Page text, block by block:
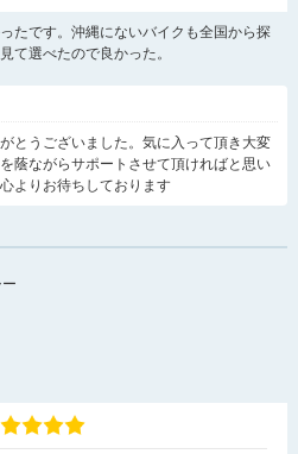
たです。沖縄にないバイクも全国から探
て選べたので良かった。
とうございました。気に入って頂き大変
蔭ながらサポートさせて頂ければと思い
よりお待ちしております